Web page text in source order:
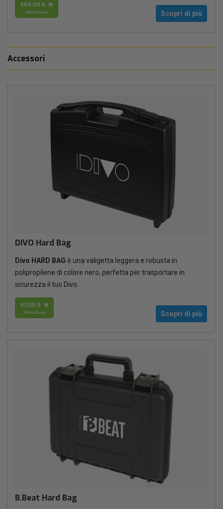
569,00 €
IVA inclusa Scopri di più
Accessori
DIVO Hard Bag
Divo HARD BAG è una valigetta leggera e robusta in
polipropilene di colore nero, perfetta per trasportare in
sicurezza il tuo Divo.
67,00 €
IVA inclusa Scopri di più
B.Beat Hard Bag